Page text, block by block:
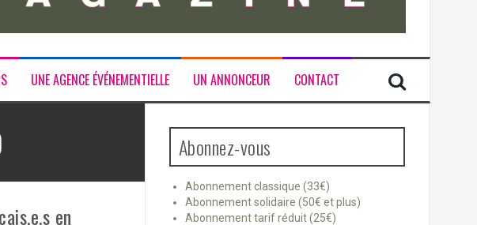
UNE AGENCE ÉVÉNEMENTIELLE UN ANNONCEUR CONTACT
en
Abonnez-vous
Abonnement classique (33€)
Abonnement solidaire (50€ et plus)
Abonnement tarif réduit (25€)